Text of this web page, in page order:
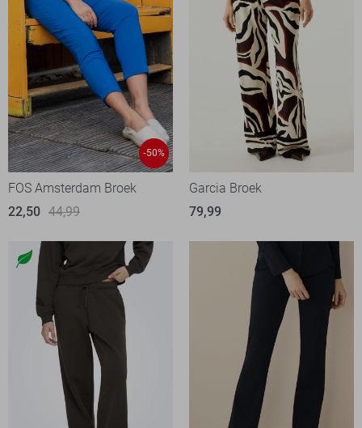
-50%
FOS Amsterdam Broek
22,50 44,99
Garcia Broek
79,99